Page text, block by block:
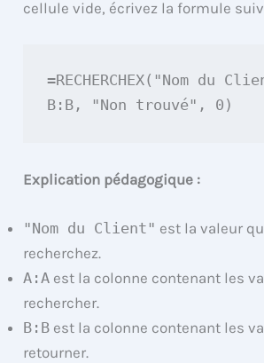
cellule vide, écrivez la formule
=RECHERCHEX("Nom du
B:B, "Non trouvé", 0)
Explication pédagogique :
"Nom du Client" est la valeur
recherchez.
A:A est la colonne contenant les
rechercher.
B:B est la colonne contenant les
retourner.